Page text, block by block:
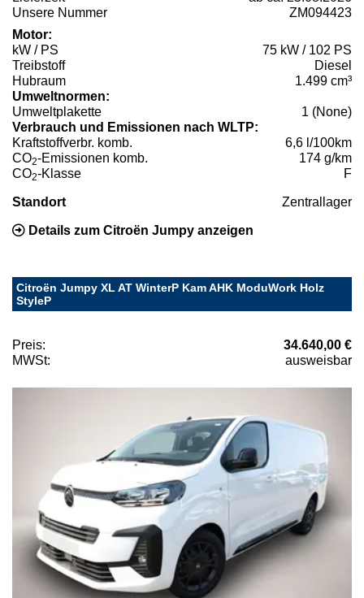
Unsere Nummer
ZM094423
Motor:
kW / PS
75 kW / 102 PS
Treibstoff
Diesel
Hubraum
1.499 cm³
Umweltnormen:
Umweltplakette
1 (None)
Verbrauch und Emissionen nach WLTP:
Kraftstoffverbr. komb.
6,6 l/100km
CO2-Emissionen komb.
174 g/km
CO2-Klasse F
Standort Zentrallager
Details zum Citroën Jumpy anzeigen
Citroën Jumpy XL AT WinterP Kam AHK ModuWork Holz
StyleP
Preis:
34.640,00 €
MWSt:
ausweisbar